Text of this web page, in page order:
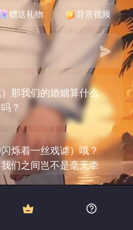
赠送礼物 背景视频
那我们的婚姻算什么
？
烁着一丝戏谑）哦？
们之间岂不是毫无牵